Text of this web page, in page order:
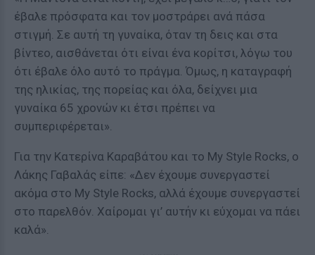
έβαλε πρόσφατα και τον μοστράρει ανά πάσα
στιγμή. Σε αυτή τη γυναίκα, όταν τη δεις και στα
βίντεο, αισθάνεται ότι είναι ένα κορίτσι, λόγω του
ότι έβαλε όλο αυτό το πράγμα. Όμως, η καταγραφή
της ηλικίας, της πορείας και όλα, δείχνει μια
γυναίκα 65 χρονών κι έτσι πρέπει να
συμπεριφέρεται».
Για την Κατερίνα Καραβάτου και το My Style Rocks, ο
Λάκης Γαβαλάς είπε: «Δεν έχουμε συνεργαστεί
ακόμα στο My Style Rocks, αλλά έχουμε συνεργαστεί
στο παρελθόν. Χαίρομαι γι’ αυτήν κι εύχομαι να πάει
καλά».